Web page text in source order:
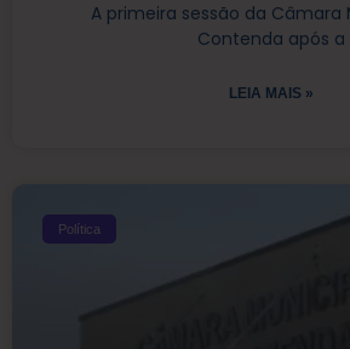
A primeira sessão da Câmara
Contenda após a
LEIA MAIS »
Política